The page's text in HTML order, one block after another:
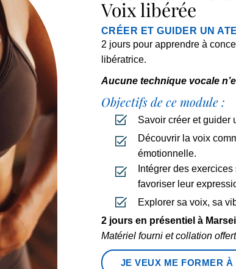
Voix libérée
CRÉER ET GUIDER UN
2 jours pour apprendre à
libératrice.
Aucune technique vocale
Objectifs de ce module :
Savoir créer et guider
Découvrir la voix
émotionnelle.
Intégrer des
favoriser leur
Explorer sa voix, sa
2 jours en présentiel à
Matériel fourni et collation
JE VEUX ME FORMER